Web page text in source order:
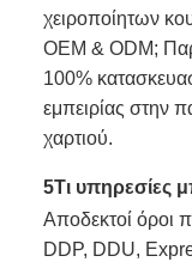
χειροποίητων
OEM & ODM;
100%
εμπειρίας στην
χαρτιού.
5Τι υπηρεσίες
Αποδεκτοί όροι
DDP, DDU,